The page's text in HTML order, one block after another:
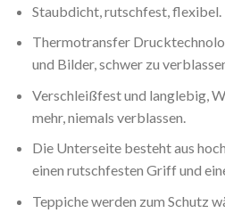
Staubdicht, rutschfest, flexibel.
Thermotransfer
und Bilder, schwer zu
Verschleißfest und langlebig,
mehr, niemals verblassen.
Die Unterseite besteht aus
einen rutschfesten Griff und
Teppiche werden zum Schutz